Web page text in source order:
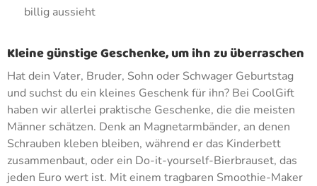
billig aussieht
Kleine günstige Geschenke, um ihn zu überraschen
Hat dein Vater, Bruder, Sohn oder Schwager Geburtstag
und suchst du ein kleines Geschenk für ihn? Bei CoolGift
haben wir allerlei praktische Geschenke, die die meisten
Männer schätzen. Denk an Magnetarmbänder, an denen
Schrauben kleben bleiben, während er das Kinderbett
zusammenbaut, oder ein Do-it-yourself-Bierbrauset, das
jeden Euro wert ist. Mit einem tragbaren Smoothie-Maker